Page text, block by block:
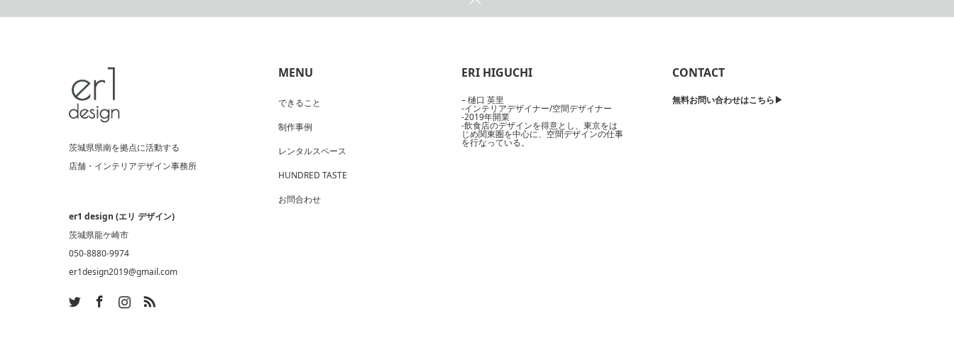
MENU
できること
制作事例
レンタルスペース
HUNDRED TASTE
お問合わせ
ERI HIGUCHI
– 樋口 英里
-インテリアデザイナー/空間デザイナー
-2019年開業
-飲食店のデザインを得意とし、東京をは
じめ関東圏を中心に、空間デザインの仕事
を行なっている。
CONTACT
無料お問い合わせはこちら▶︎
茨城県県南を拠点に活動する
店舗・インテリアデザイン事務所
er1 design (エリ デザイン)
茨城県龍ケ崎市
050-8880-9974
er1design2019@gmail.com